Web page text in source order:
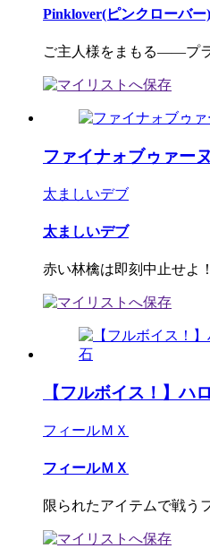
Pinklover(ピンクローバー)
ご主人様をまもる――プ
ファイナォブゥァー
太ましいデブ
太ましいデブ
赤い林檎は即刻中止せよ！
【フルボイス！】ハ
フィールＭＸ
フィールＭＸ
限られたアイテムで戦う